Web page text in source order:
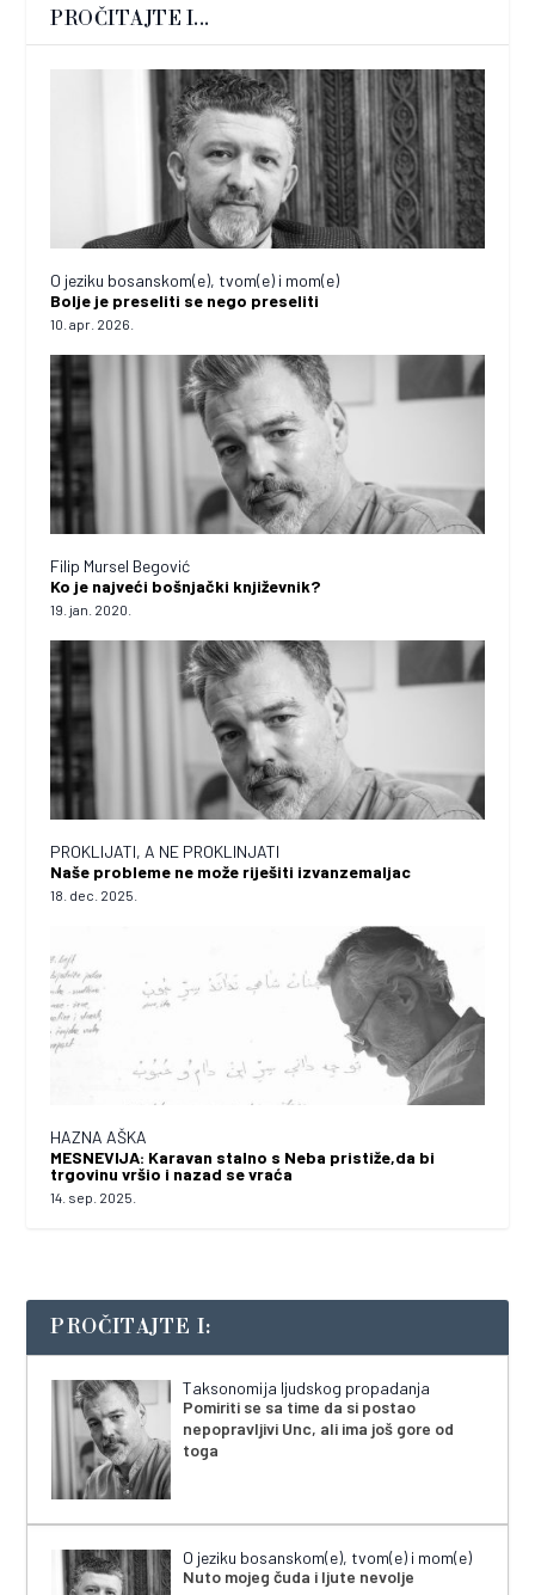
PROČITAJTE I...
O jeziku bosanskom(e), tvom(e) i mom(e)
Bolje je preseliti se nego preseliti
10. apr. 2026.
Filip Mursel Begović
Ko je najveći bošnjački književnik?
19. jan. 2020.
PROKLIJATI, A NE PROKLINJATI
Naše probleme ne može riješiti izvanzemaljac
18. dec. 2025.
HAZNA AŠKA
MESNEVIJA: Karavan stalno s Neba pristiže,da bi
trgovinu vršio i nazad se vraća
14. sep. 2025.
PROČITAJTE I:
Taksonomija ljudskog propadanja
Pomiriti se sa time da si postao
nepopravljivi Unc, ali ima još gore od
toga
O jeziku bosanskom(e), tvom(e) i mom(e)
Nuto mojeg čuda i ljute nevolje